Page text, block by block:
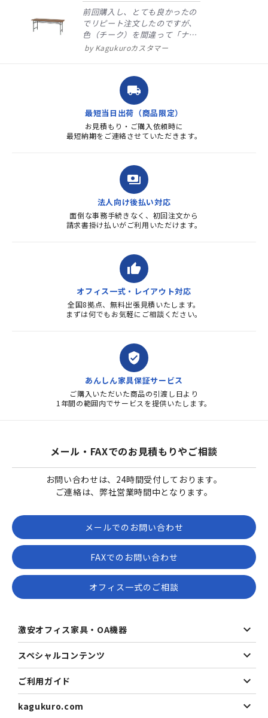
前回購入し、とても良かったの
でリピート注文したのですが、
色（チーク）を間違って「ナチ
ュラル」としてしまいました。
ました。商品到着も早く、品
質・使いやすさで満足していま
す。また、リピートするときは
よろしくお...
Kagukuroカスタマー
local_shipping
最短当日出荷（商品限定）
お見積もり・ご購入依頼時に
最短納期をご連絡させていただきます。
payments
法人向け後払い対応
面倒な事務手続きなく、初回注文から
請求書掛け払いがご利用いただけます。
thumb_up
オフィス一式・レイアウト対応
全国8拠点、無料出張見積いたします。
まずは何でもお気軽にご相談ください。
verified_user
あんしん家具保証サービス
ご購入いただいた商品の引渡し日より
1年間の範囲内でサービスを提供いたします。
メール・FAXでのお見積もりやご相談
お問い合わせは、24時間受付しております。
ご連絡は、弊社営業時間中となります。
メールでのお問い合わせ
FAXでのお問い合わせ
オフィス一式のご相談
激安オフィス家具・OA機器
スペシャルコンテンツ
ご利用ガイド
kagukuro.com